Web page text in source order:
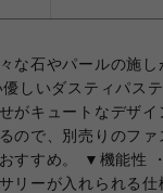
な石やパールの施し
しいダスティパス
がキュートなデザ
ので、別売りのフ
すすめ。 ▼機能性
リーが入れられる